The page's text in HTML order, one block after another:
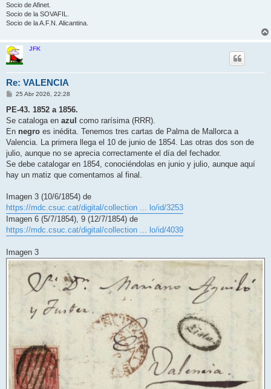
Socio de Afinet.
Socio de la SOVAFIL.
Socio de la A.F.N. Alicantina.
JFK
Re: VALENCIA
M
n
a
j
25 Abr 2026, 22:28
PE-43. 1852 a 1856.
Se cataloga en azul como rarísima (RRR).
En negro es inédita. Tenemos tres cartas de Palma de Mallorca a
Valencia. La primera llega el 10 de junio de 1854. Las otras dos son de
julio, aunque no se aprecia correctamente el día del fechador.
Se debe catalogar en 1854, conociéndolas en junio y julio, aunque aquí
hay un matiz que comentamos al final.
Imagen 3 (10/6/1854) de
https://mdc.csuc.cat/digital/collection ... lo/id/3253
Imagen 6 (5/7/1854), 9 (12/7/1854) de
https://mdc.csuc.cat/digital/collection ... lo/id/4039
Imagen 3